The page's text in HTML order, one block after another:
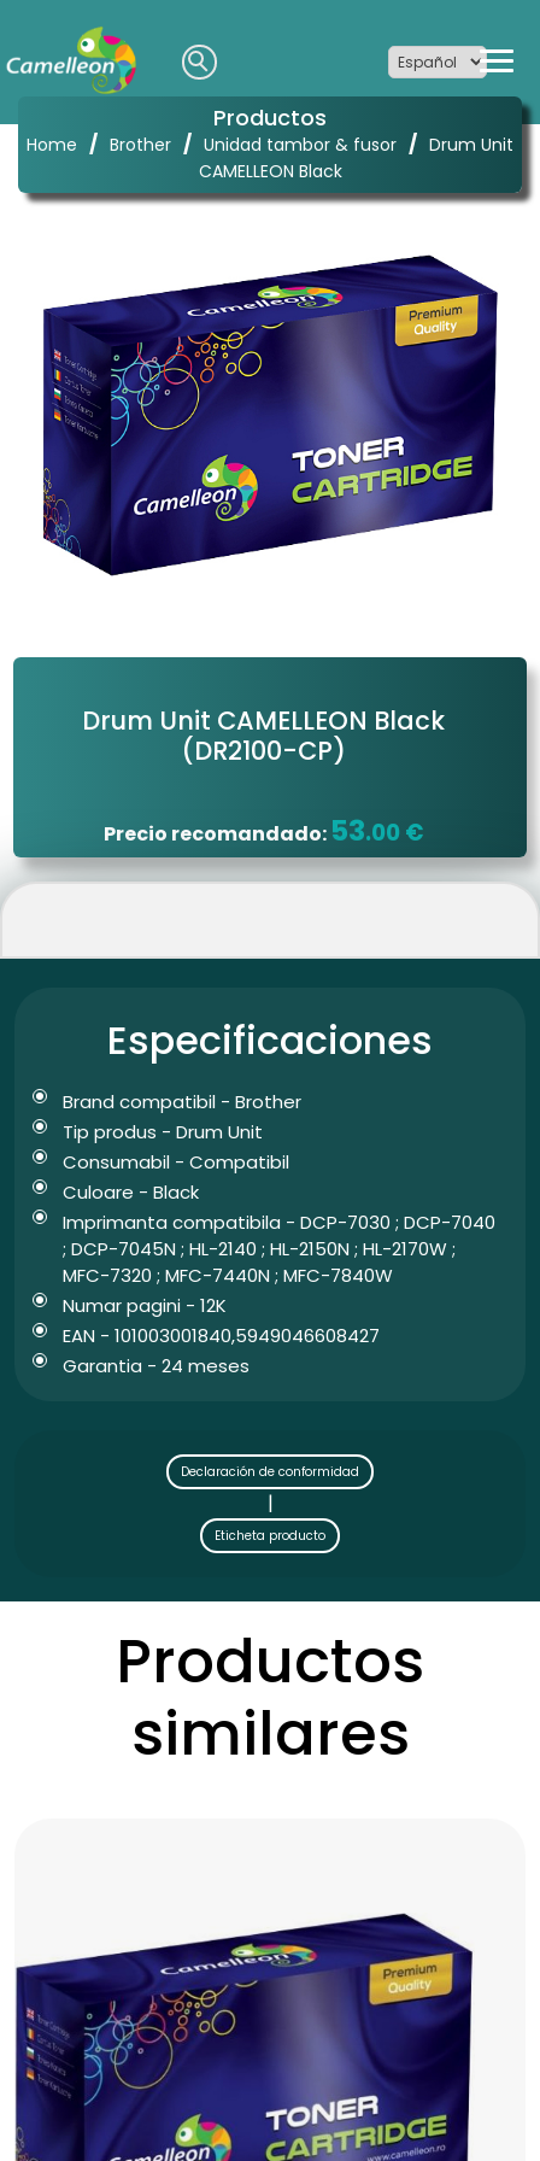
Productos
Home / Brother / Unidad tambor & fusor / Drum Unit
CAMELLEON Black
Drum Unit CAMELLEON Black
(DR2100-CP)
Precio recomandado: 53.00 €
Especificaciones
Brand compatibil - Brother
Tip produs - Drum Unit
Consumabil - Compatibil
Culoare - Black
Imprimanta compatibila - DCP-7030 ; DCP-7040
; DCP-7045N ; HL-2140 ; HL-2150N ; HL-2170W ;
MFC-7320 ; MFC-7440N ; MFC-7840W
Numar pagini - 12K
EAN - 101003001840,5949046608427
Garantia - 24 meses
Declaración de conformidad
|
Eticheta producto
Productos
similares